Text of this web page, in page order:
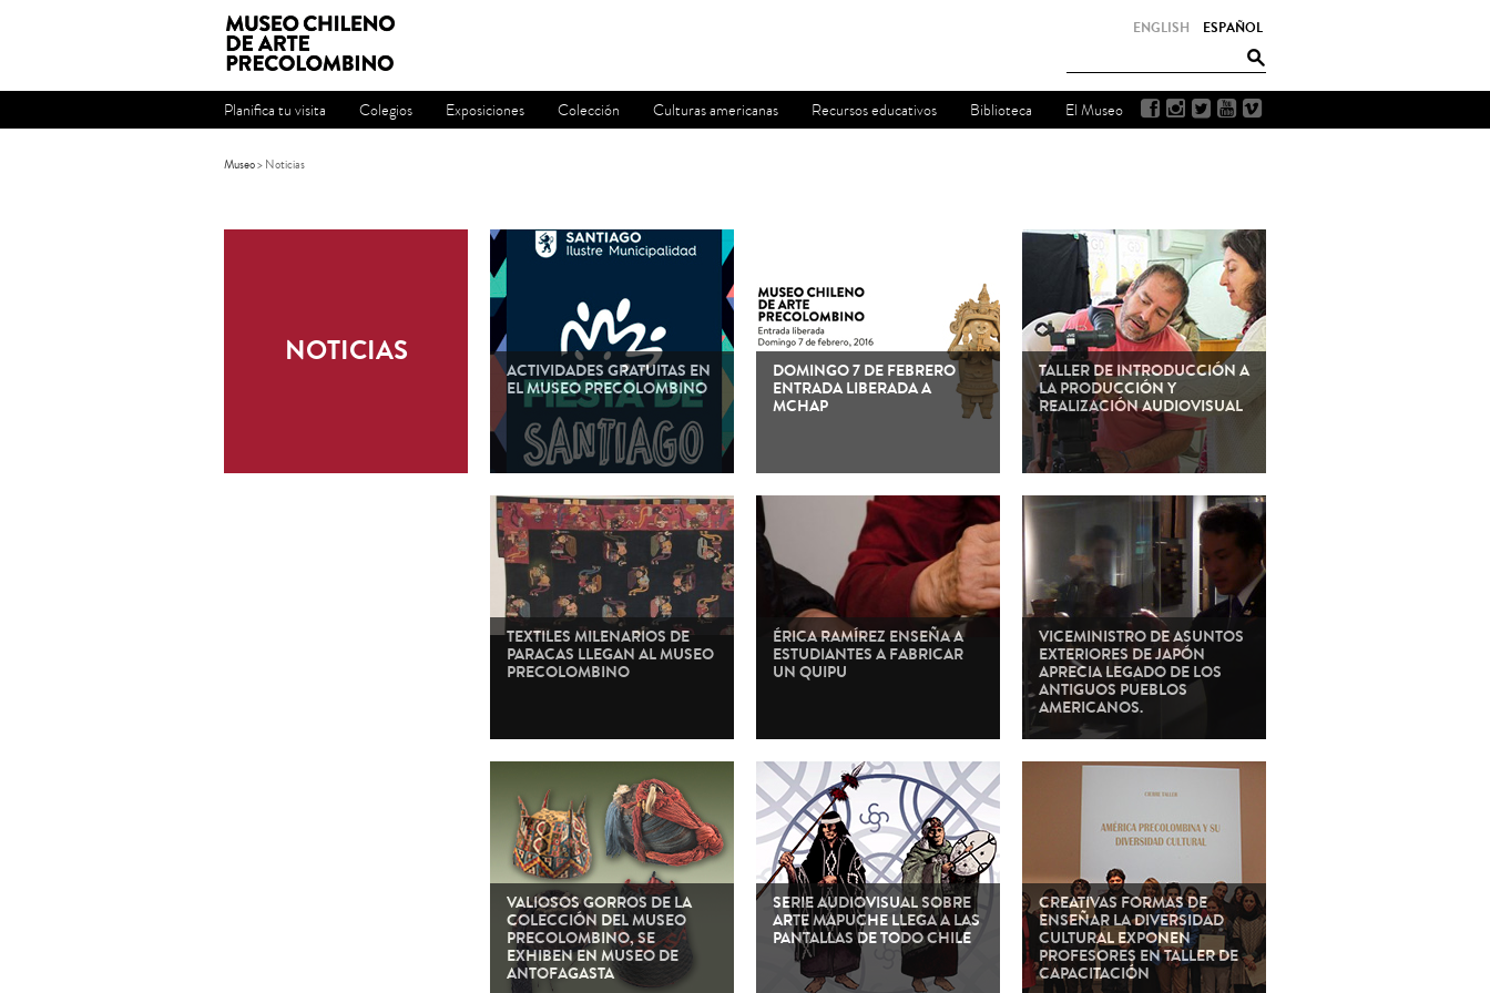
ESPAÑOL
ENGLISH
Planifica tu visita Colegios Exposiciones Colección Culturas americanas Recursos educativos Biblioteca El Museo
Museo> Noticias
NOTICIAS
ACTIVIDADES GRATUITAS EN
EL MUSEO PRECOLOMBINO
DOMINGO 7 DE FEBRERO
ENTRADA LIBERADA A
MCHAP
TALLER DE INTRODUCCIÓN A
LA PRODUCCIÓN Y
REALIZACIÓN AUDIOVISUAL
TEXTILES MILENARIOS DE
PARACAS LLEGAN AL MUSEO
PRECOLOMBINO
ÉRICA RAMÍREZ ENSEÑA A
ESTUDIANTES A FABRICAR
UN QUIPU
VICEMINISTRO DE ASUNTOS
EXTERIORES DE JAPÓN
APRECIA LEGADO DE LOS
ANTIGUOS PUEBLOS
AMERICANOS.
VALIOSOS GORROS DE LA
COLECCIÓN DEL MUSEO
PRECOLOMBINO, SE
EXHIBEN EN MUSEO DE
ANTOFAGASTA
SERIE AUDIOVISUAL SOBRE
ARTE MAPUCHE LLEGA A LAS
PANTALLAS DE TODO CHILE
CREATIVAS FORMAS DE
ENSEÑAR LA DIVERSIDAD
CULTURAL EXPONEN
PROFESORES EN TALLER DE
CAPACITACIÓN